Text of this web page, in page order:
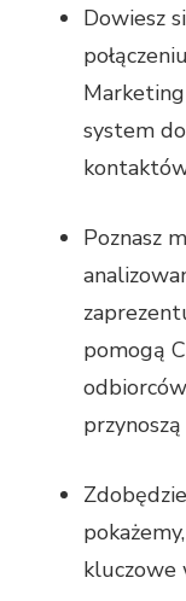
Dowiesz
system
Poznasz
pomogą
kluczowe